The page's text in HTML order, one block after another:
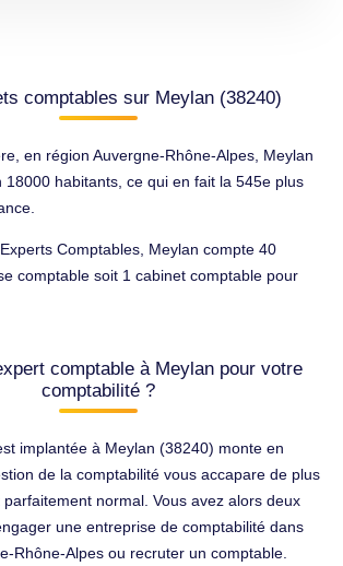
comptables sur Meylan (38240)
en région Auvergne-Rhône-Alpes, Meylan
18000 habitants, ce qui en fait la 545e plus
Comptables, Meylan compte 40
comptable soit 1 cabinet comptable pour
comptable à Meylan pour votre
comptabilité ?
implantée à Meylan (38240) monte en
de la comptabilité vous accapare de plus
normal. Vous avez alors deux
une entreprise de comptabilité dans
Rhône-Alpes ou recruter un comptable.